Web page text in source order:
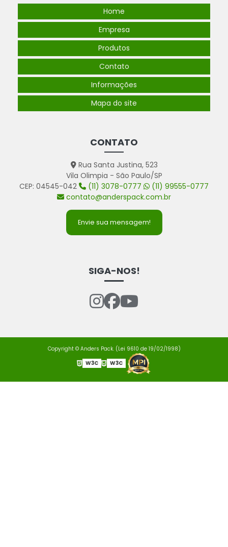
Home
Empresa
Produtos
Contato
Informações
Mapa do site
CONTATO
Rua Santa Justina, 523
Vila Olimpia - São Paulo/SP
CEP: 04545-042
(11) 3078-0777
(11) 99555-0777
contato@anderspack.com.br
Envie sua mensagem!
SIGA-NOS!
Copyright © Anders Pack. (Lei 9610 de 19/02/1998)
W3C
W3C